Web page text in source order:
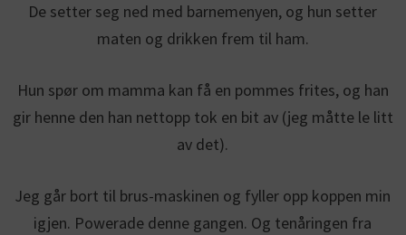
De setter seg ned med barnemenyen, og hun setter
maten og drikken frem til ham.
Hun spør om mamma kan få en pommes frites, og han
gir henne den han nettopp tok en bit av (jeg måtte le litt
av det).
Jeg går bort til brus-maskinen og fyller opp koppen min
igjen. Powerade denne gangen. Og tenåringen fra